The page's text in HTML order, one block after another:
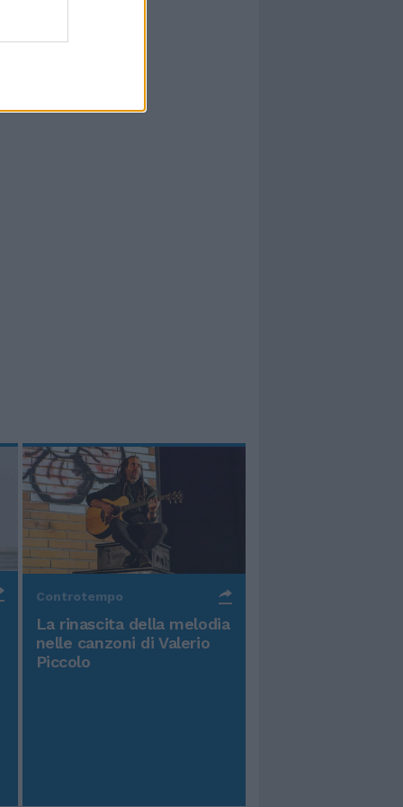
Controtempo
La rinascita della melodia
nelle canzoni di Valerio
Piccolo